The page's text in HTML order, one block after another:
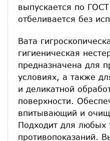
выпускается по
отбеливается без
Вата
гигиеническая
предназначена для
условиях, а также
и деликатной
поверхности.
впитывающий и
Подходит для любых
противопоказаний.